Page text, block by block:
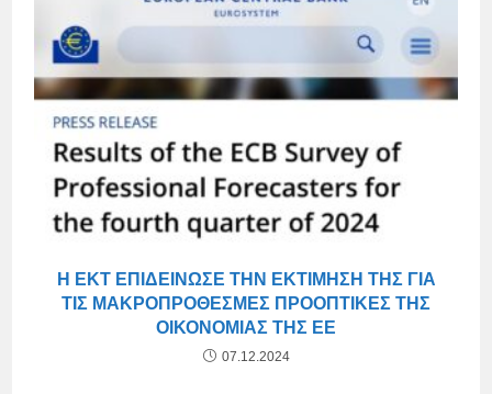
Η ΕΚΤ ΕΠΙΔΕΊΝΩΣΕ ΤΗΝ ΕΚΤΊΜΗΣΉ ΤΗΣ ΓΙΑ
ΤΙΣ ΜΑΚΡΟΠΡΌΘΕΣΜΕΣ ΠΡΟΟΠΤΙΚΈΣ ΤΗΣ
ΟΙΚΟΝΟΜΊΑΣ ΤΗΣ ΕΕ
07.12.2024